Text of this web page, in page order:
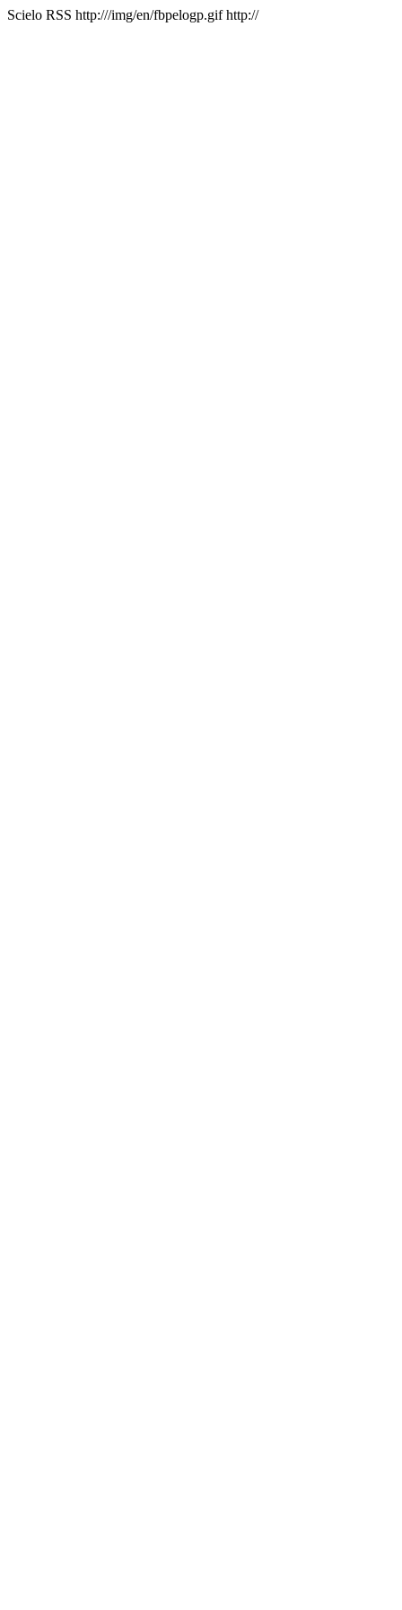
Scielo RSS http:///img/en/fbpelogp.gif http://